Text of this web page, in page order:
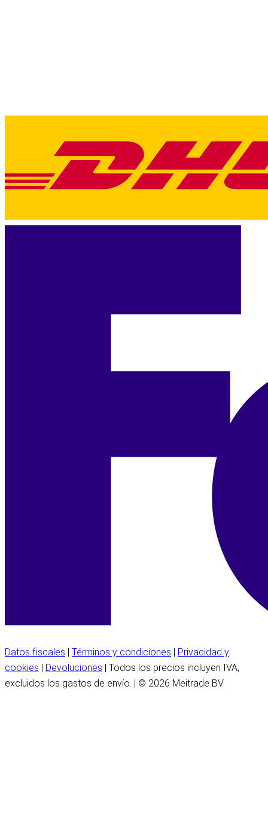
Datos fiscales | Términos y condiciones | Privacidad y
cookies | Devoluciones | Todos los precios incluyen IVA,
excluidos los gastos de envío. | © 2026 Meitrade BV